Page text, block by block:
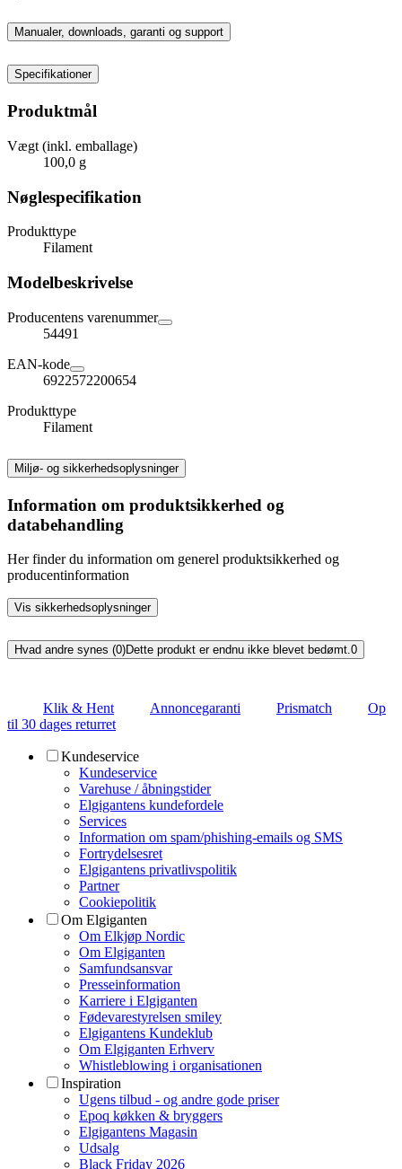
Manualer, downloads, garanti og support
Specifikationer
Produktmål
Vægt (inkl. emballage)
100,0 g
Nøglespecifikation
Produkttype
Filament
Modelbeskrivelse
Producentens varenummer
54491
EAN-kode
6922572200654
Produkttype
Filament
Miljø- og sikkerhedsoplysninger
Information om produktsikkerhed og
databehandling
Her finder du information om generel produktsikkerhed og
producentinformation
Vis sikkerhedsoplysninger
Hvad andre synes (0)Dette produkt er endnu ikke blevet bedømt.0
Klik & Hent Annoncegaranti Prismatch
Op
til 30 dages returret
Kundeservice
Kundeservice
Varehuse / åbningstider
Elgigantens kundefordele
Services
Information om spam/phishing-emails og SMS
Fortrydelsesret
Elgigantens privatlivspolitik
Partner
Cookiepolitik
Om Elgiganten
Om Elkjøp Nordic
Om Elgiganten
Samfundsansvar
Presseinformation
Karriere i Elgiganten
Fødevarestyrelsen smiley
Elgigantens Kundeklub
Om Elgiganten Erhverv
Whistleblowing i organisationen
Inspiration
Ugens tilbud - og andre gode priser
Epoq køkken & bryggers
Elgigantens Magasin
Udsalg
Black Friday 2026